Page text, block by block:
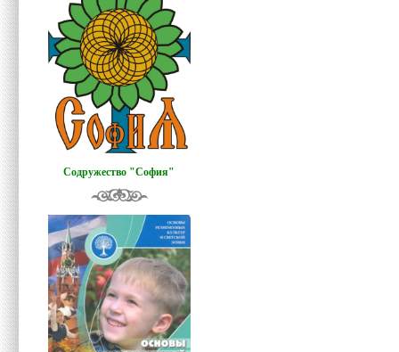
Содружество "София"